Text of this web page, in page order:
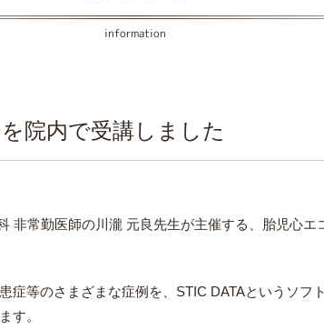
information
院内で受講しました
非常勤医師の川瀧 元良先生が主催する、胎児心
症等のさまざまな症例を、STIC DATAというソフ
す。